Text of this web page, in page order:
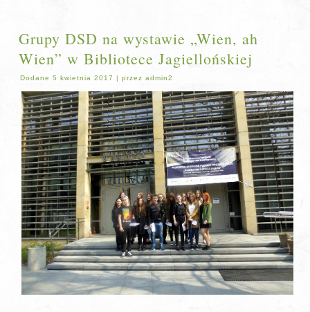
Grupy DSD na wystawie „Wien, ah
Wien” w Bibliotece Jagiellońskiej
Dodane 5 kwietnia 2017 |przez admin2